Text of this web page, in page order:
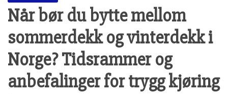
Når bør du bytte mellom
sommerdekk og vinterdekk i
Norge? Tidsrammer og
anbefalinger for trygg kjøring